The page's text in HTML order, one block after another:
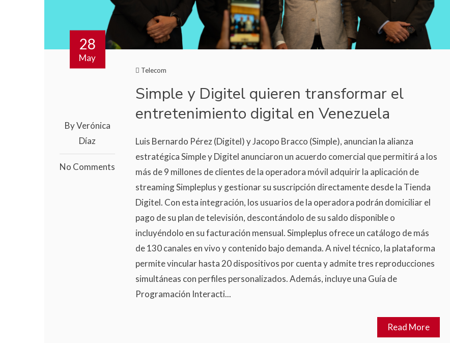
28
May
By Verónica
Díaz
No Comments
Telecom
Simple y Digitel quieren transformar el
entretenimiento digital en Venezuela
Luis Bernardo Pérez (Digitel) y Jacopo Bracco (Simple), anuncian la alianza
estratégica Simple y Digitel anunciaron un acuerdo comercial que permitirá a los
más de 9 millones de clientes de la operadora móvil adquirir la aplicación de
streaming Simpleplus y gestionar su suscripción directamente desde la Tienda
Digitel. Con esta integración, los usuarios de la operadora podrán domiciliar el
pago de su plan de televisión, descontándolo de su saldo disponible o
incluyéndolo en su facturación mensual. Simpleplus ofrece un catálogo de más
de 130 canales en vivo y contenido bajo demanda. A nivel técnico, la plataforma
permite vincular hasta 20 dispositivos por cuenta y admite tres reproducciones
simultáneas con perfiles personalizados. Además, incluye una Guía de
Programación Interacti...
Read More